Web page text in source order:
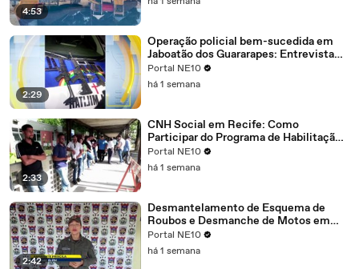
4:53
2:29
Operação policial bem-sucedida em
Jaboatão dos Guararapes: Entrevista
com o Tenente Coronel Michel do 19º
Batalhão
Portal NE10
há 1 semana
2:33
CNH Social em Recife: Como
Participar do Programa de Habilitação
Gratuita
Portal NE10
há 1 semana
2:42
Desmantelamento de Esquema de
Roubos e Desmanche de Motos em
Abreu e Lima: Como a Polícia
Desvendou e Encerrou a Operação
Portal NE10
há 1 semana